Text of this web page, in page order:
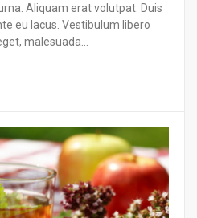
Aliquam erat volutpat. Duis
eu lacus. Vestibulum libero
malesuada...